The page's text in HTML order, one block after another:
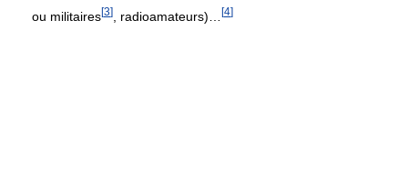
ou militaires[3] , radioamateurs)… [4]